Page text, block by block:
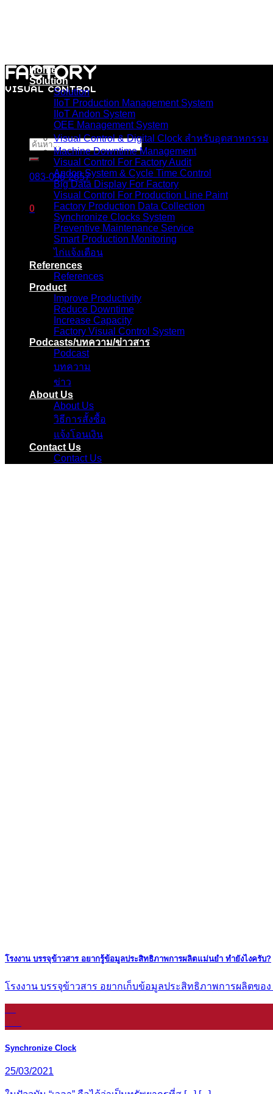
ค้นหา:
083-096-2657
0
ตะกร้าสินค้า
ไม่มีสินค้าในตะกร้า
Home
Solution
Solution
IIoT Production Management System
IIoT Andon System
OEE Management System
Visual Control & Digital Clock สำหรับอุตสาหกรรม
Machine Downtime Management
Visual Control For Factory Audit
Andon System & Cycle Time Control
Big Data Display For Factory
Visual Control For Production Line Paint
Factory Production Data Collection
Synchronize Clocks System
Preventive Maintenance Service
Smart Production Monitoring
ไก่แจ้งเตือน
References
References
Product
Improve Productivity
Reduce Downtime
Increase Capacity
Factory Visual Control System
Podcasts/บทความ/ข่าวสาร
Podcast
บทความ
ข่าว
About Us
About Us
วิธีการสั้งซื้อ
แจ้งโอนเงิน
Contact Us
Contact Us
โรงงาน บรรจุข้าวสาร อยากรู้ข้อมูลประสิทธิภาพการผลิตแม่นยำ ทำยังไงครับ?
โรงงาน บรรจุข้าวสาร อยากเก็บข้อมูลประสิทธิภาพการผลิตของ
Synchronize Clock
25/03/2021